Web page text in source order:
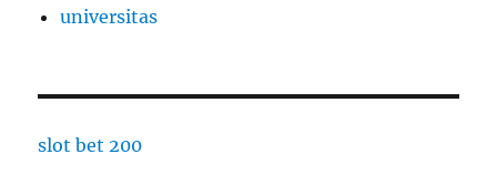
universitas
slot bet 200